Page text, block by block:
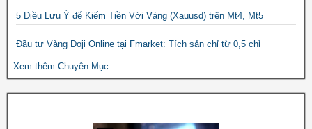
5 Điều Lưu Ý để Kiếm Tiền Với Vàng (Xauusd) trên Mt4, Mt5
Đầu tư Vàng Doji Online tại Fmarket: Tích sản chỉ từ 0,5 chỉ
Xem thêm Chuyên Mục